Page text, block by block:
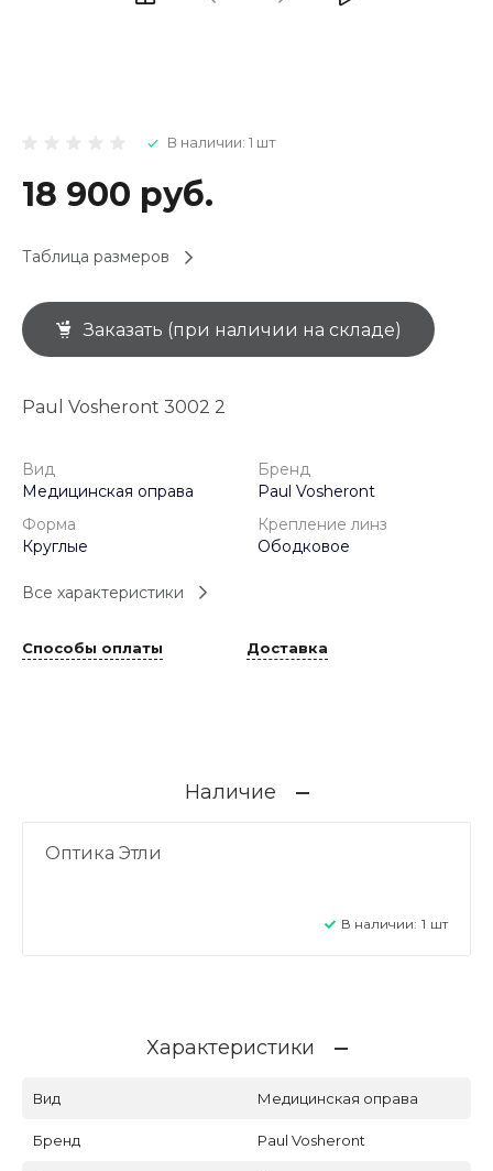
В наличии: 1 шт
18 900 руб.
Таблица размеров
Заказать (при наличии на складе)
Paul Vosheront 3002 2
Вид
Медицинская оправа
Бренд
Paul Vosheront
Форма
Круглые
Крепление линз
Ободковое
Все характеристики
Способы оплаты Доставка
Наличие
Оптика Этли
В наличии: 1 шт
Характеристики
Вид Медицинская оправа
Бренд Paul Vosheront